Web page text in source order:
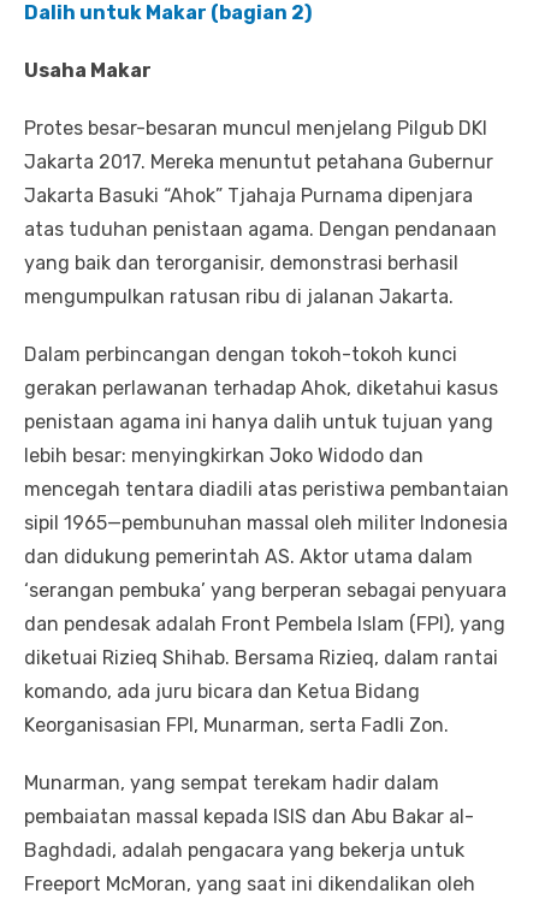
Dalih untuk Makar (bagian 2)
Usaha Makar
Protes besar-besaran muncul menjelang Pilgub DKI
Jakarta 2017. Mereka menuntut petahana Gubernur
Jakarta Basuki “Ahok” Tjahaja Purnama dipenjara
atas tuduhan penistaan agama. Dengan pendanaan
yang baik dan terorganisir, demonstrasi berhasil
mengumpulkan ratusan ribu di jalanan Jakarta.
Dalam perbincangan dengan tokoh-tokoh kunci
gerakan perlawanan terhadap Ahok, diketahui kasus
penistaan agama ini hanya dalih untuk tujuan yang
lebih besar: menyingkirkan Joko Widodo dan
mencegah tentara diadili atas peristiwa pembantaian
sipil 1965—pembunuhan massal oleh militer Indonesia
dan didukung pemerintah AS. Aktor utama dalam
‘serangan pembuka’ yang berperan sebagai penyuara
dan pendesak adalah Front Pembela Islam (FPI), yang
diketuai Rizieq Shihab. Bersama Rizieq, dalam rantai
komando, ada juru bicara dan Ketua Bidang
Keorganisasian FPI, Munarman, serta Fadli Zon.
Munarman, yang sempat terekam hadir dalam
pembaiatan massal kepada ISIS dan Abu Bakar al-
Baghdadi, adalah pengacara yang bekerja untuk
Freeport McMoran, yang saat ini dikendalikan oleh